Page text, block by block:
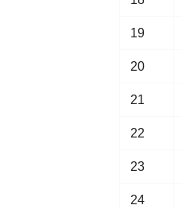
19
20
21
22
23
24